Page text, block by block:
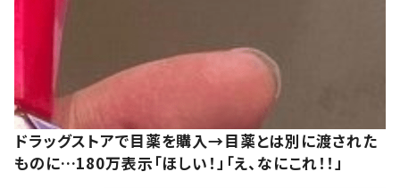
ドラッグストアで目薬を購入→目薬とは別に渡された
ものに…180万表示「ほしい！」「え、なにこれ！！」